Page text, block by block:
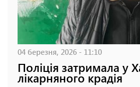
04 березня, 2026 - 11:10
Поліція затримала у
лікарняного крадія